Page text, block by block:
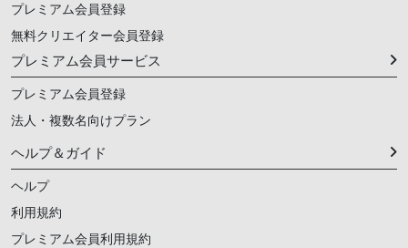
プレミアム会員登録
無料クリエイター会員登録
プレミアム会員サービス
プレミアム会員登録
法人・複数名向けプラン
ヘルプ＆ガイド
ヘルプ
利用規約
プレミアム会員利用規約